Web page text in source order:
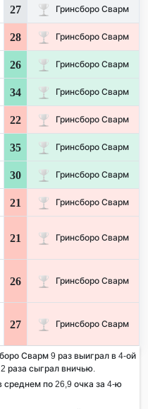
27 Гринсборо Сварм
28 Гринсборо Сварм
26 Гринсборо Сварм
34 Гринсборо Сварм
22 Гринсборо Сварм
35 Гринсборо Сварм
30 Гринсборо Сварм
21 Гринсборо Сварм
21 Гринсборо Сварм
26 Гринсборо Сварм
27 Гринсборо Сварм
Сварм 9 раз выиграл в 4-ой
раза сыграл вничью.
среднем по 26,9 очка за 4-ю